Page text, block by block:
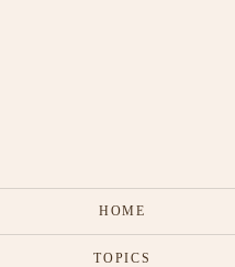
HOME
TOPICS